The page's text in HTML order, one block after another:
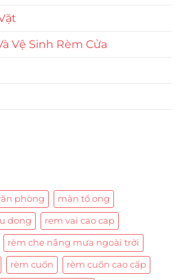
Vệ Sinh Rèm Cửa
phòng màn tổ ong
dong rem vai cao cap
rèm che nắng mưa ngoài trời
rèm cuốn rèm cuốn cao cấp